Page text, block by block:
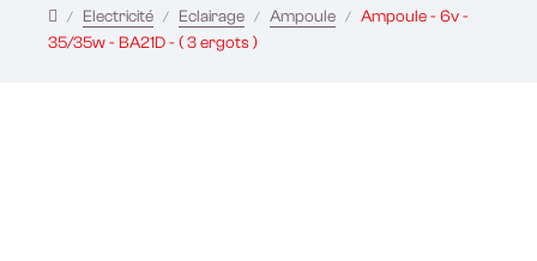
Electricité Eclairage Ampoule
Ampoule - 6v -
35/35w - BA21D - ( 3 ergots )